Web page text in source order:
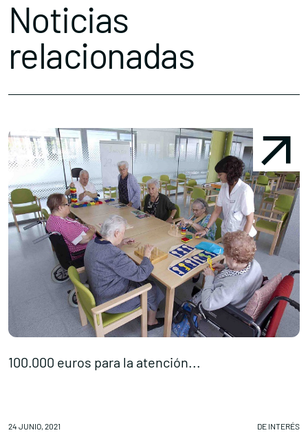
Noticias
relacionadas
100.000 euros para la atención...
24 JUNIO, 2021 DE INTERÉS